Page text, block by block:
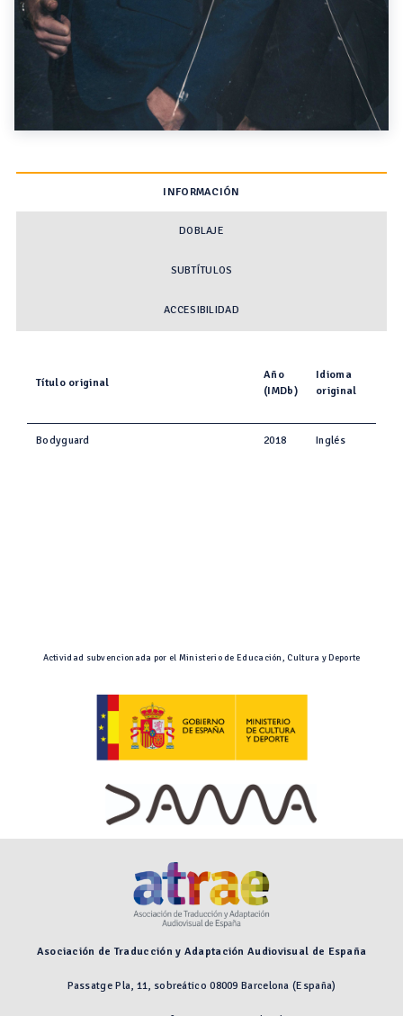
INFORMACIÓN
DOBLAJE
SUBTÍTULOS
ACCESIBILIDAD
Título original
Año
(IMDb)
Idioma
original
Bodyguard 2018 Inglés
Actividad subvencionada por el Ministerio de Educación, Cultura y Deporte
Asociación de Traducción y Adaptación Audiovisual de España
Passatge Pla, 11, sobreático 08009 Barcelona (España)